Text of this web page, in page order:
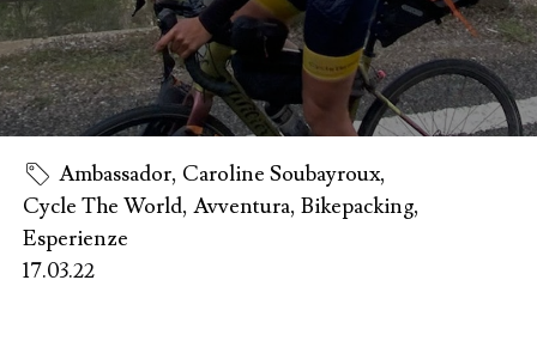
Ambassador, Caroline Soubayroux,
Cycle The World, Avventura, Bikepacking,
Esperienze
17.03.22